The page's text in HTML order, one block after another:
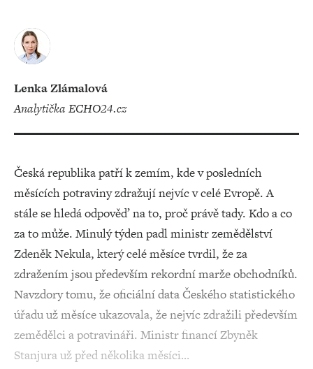
Lenka Zlámalová
analytička ECHO24.cz
Česká republika patří k zemím, kde v posledních
měsících potraviny zdražují nejvíc v celé Evropě. A
stále se hledá odpověď na to, proč právě tady. Kdo a co
za to může. Minulý týden padl ministr zemědělství
Zdeněk Nekula, který celé měsíce tvrdil, že za
zdražením jsou především rekordní marže obchodníků.
Navzdory tomu, že oficiální data Českého statistického
úřadu už měsíce ukazovala, že nejvíc zdražili především
zemědělci a potravináři. Ministr financí Zbyněk
Stanjura už před několika měsíci…